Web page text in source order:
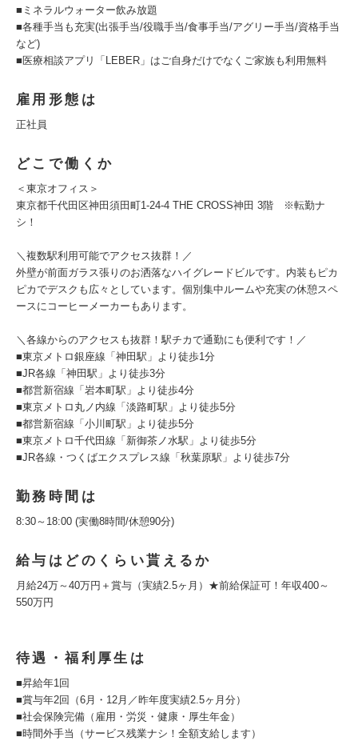
■ミネラルウォーター飲み放題
■各種手当も充実(出張手当/役職手当/食事手当/アグリー手当/資格手当
など)
■医療相談アプリ「LEBER」はご自身だけでなくご家族も利用無料
雇用形態は
正社員
どこで働くか
＜東京オフィス＞
東京都千代田区神田須田町1-24-4 THE CROSS神田 3階 ※転勤ナ
シ！
＼複数駅利用可能でアクセス抜群！／
外壁が前面ガラス張りのお洒落なハイグレードビルです。内装もピカ
ピカでデスクも広々としています。個別集中ルームや充実の休憩スペ
ースにコーヒーメーカーもあります。
＼各線からのアクセスも抜群！駅チカで通勤にも便利です！／
■東京メトロ銀座線「神田駅」より徒歩1分
■JR各線「神田駅」より徒歩3分
■都営新宿線「岩本町駅」より徒歩4分
■東京メトロ丸ノ内線「淡路町駅」より徒歩5分
■都営新宿線「小川町駅」より徒歩5分
■東京メトロ千代田線「新御茶ノ水駅」より徒歩5分
■JR各線・つくばエクスプレス線「秋葉原駅」より徒歩7分
勤務時間は
8:30～18:00 (実働8時間/休憩90分)
給与はどのくらい貰えるか
月給24万～40万円＋賞与（実績2.5ヶ月）★前給保証可！年収400～
550万円
待遇・福利厚生は
■昇給年1回
■賞与年2回（6月・12月／昨年度実績2.5ヶ月分）
■社会保険完備（雇用・労災・健康・厚生年金）
■時間外手当（サービス残業ナシ！全額支給します）